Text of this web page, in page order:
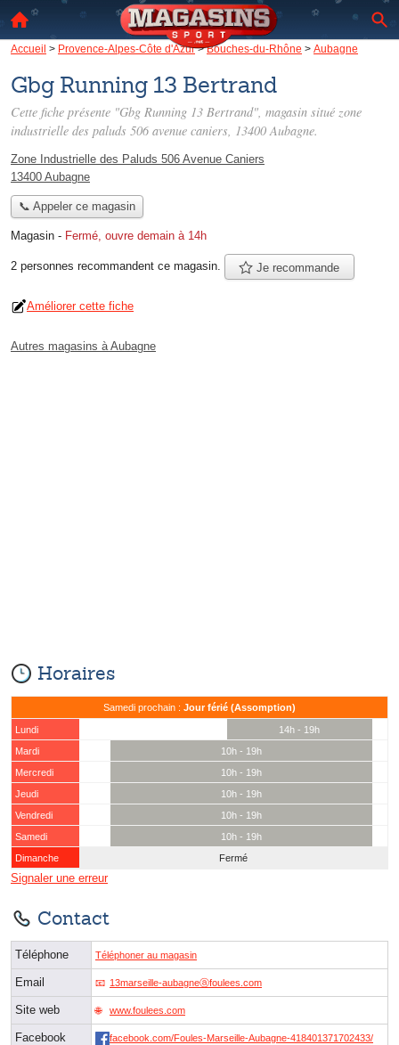
Accueil > Provence-Alpes-Côte d'Azur>Bouches-du-Rhône > Aubagne
Gbg Running 13 Bertrand
Cette fiche présente "Gbg Running 13 Bertrand", magasin situé zone
industrielle des paluds 506 avenue caniers, 13400 Aubagne.
Zone Industrielle des Paluds 506 Avenue Caniers
13400 Aubagne
📞 Appeler ce magasin
Magasin - Fermé, ouvre demain à 14h
2 personnes recommandent ce magasin. Je recommande
Améliorer cette fiche
Autres magasins à Aubagne
Horaires
Samedi prochain : Jour férié (Assomption)
Lundi
14h - 19h
Mardi
10h - 19h
Mercredi
10h - 19h
Jeudi
10h - 19h
Vendredi
10h - 19h
Samedi
10h - 19h
Dimanche
Fermé
Signaler une erreur
Contact
Téléphone Téléphoner au magasin
Email 13marseille-aubagneⓐfoulees.com
Site web www.foulees.com
Facebook facebook.com/Foules-Marseille-Aubagne-418401371702433/